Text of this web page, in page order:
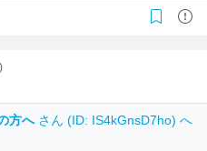
方へ さん (ID: IS4kGnsD7ho) へ